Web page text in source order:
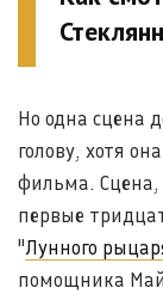
Но одна сцена
голову, хотя
фильма. Сцена,
первые
"Лунного
помощника